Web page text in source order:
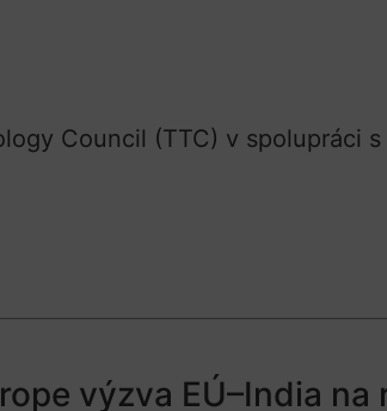
Council (TTC) v spolupráci s
výzva EÚ–India